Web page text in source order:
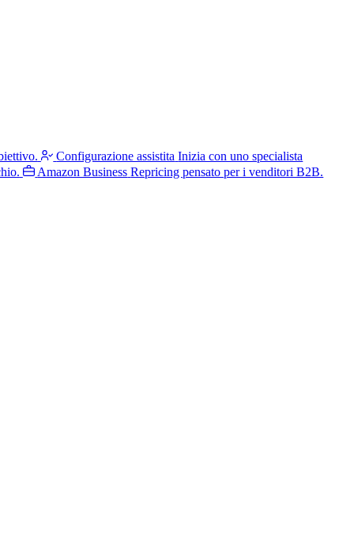
Configurazione assistita Inizia con uno specialista
Amazon Business Repricing pensato per i venditori B2B.